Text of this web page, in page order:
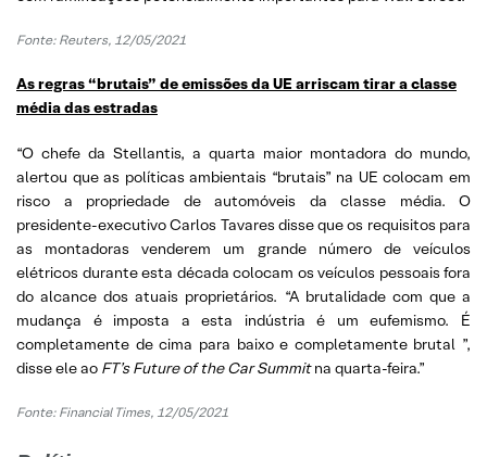
Fonte: Reuters, 12/05/2021
As regras “brutais” de emissões da UE arriscam tirar a classe
média das estradas
“O chefe da Stellantis, a quarta maior montadora do mundo,
alertou que as políticas ambientais “brutais” na UE colocam em
risco a propriedade de automóveis da classe média. O
presidente-executivo Carlos Tavares disse que os requisitos para
as montadoras venderem um grande número de veículos
elétricos durante esta década colocam os veículos pessoais fora
do alcance dos atuais proprietários. “A brutalidade com que a
mudança é imposta a esta indústria é um eufemismo. É
completamente de cima para baixo e completamente brutal ”,
disse ele ao FT’s Future of the Car Summitna quarta-feira.”
Fonte: Financial Times, 12/05/2021